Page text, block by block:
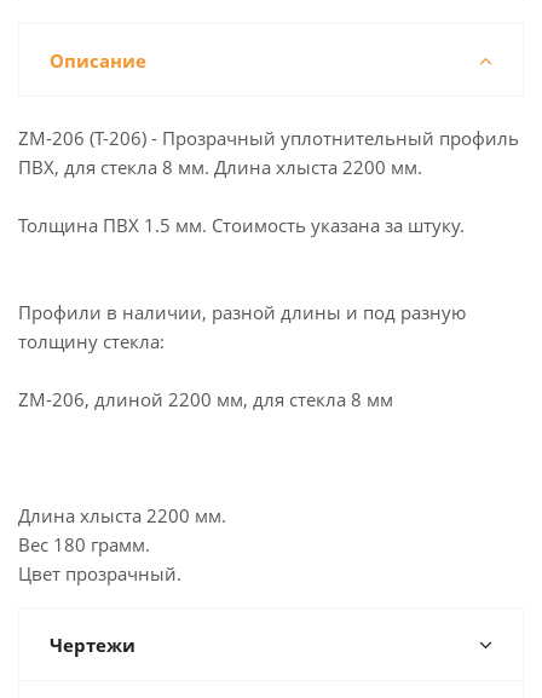
Описание
ZM-206 (T-206) - Прозрачный уплотнительный профиль
ПВХ, для стекла 8 мм. Длина хлыста 2200 мм.
Толщина ПВХ 1.5 мм. Стоимость указана за штуку.
Профили в наличии, разной длины и под разную
толщину стекла:
ZM-206, длиной 2200 мм, для стекла 8 мм
Длина хлыста 2200 мм.
Вес 180 грамм.
Цвет прозрачный.
Чертежи